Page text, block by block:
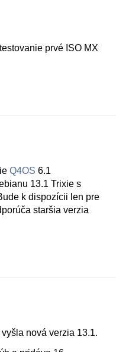
prvé ISO MX
Q4OS 6.1
13.1 Trixie s
k dispozícii len pre
staršia verzia
nová verzia 13.1.